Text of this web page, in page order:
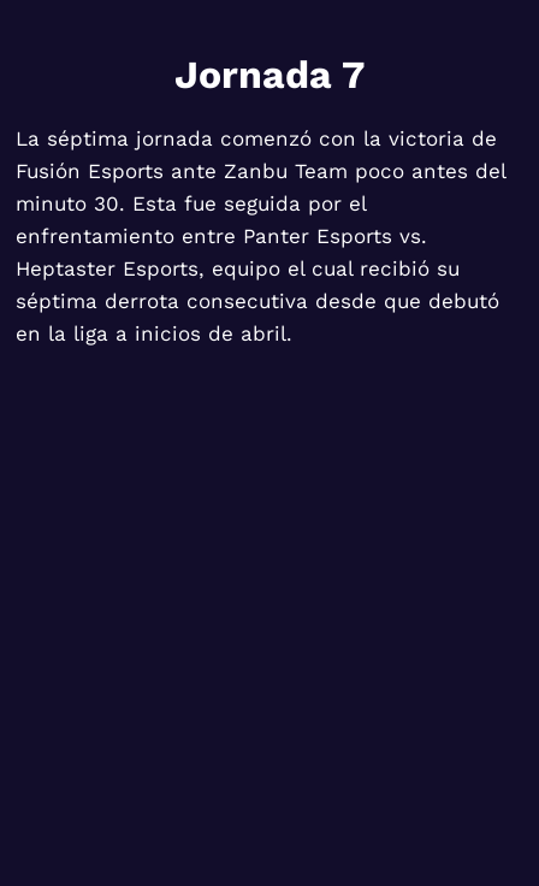
Jornada 7
La séptima jornada comenzó con la victoria de
Fusión Esports ante Zanbu Team poco antes del
minuto 30. Esta fue seguida por el
enfrentamiento entre Panter Esports vs.
Heptaster Esports, equipo el cual recibió su
séptima derrota consecutiva desde que debutó
en la liga a inicios de abril.